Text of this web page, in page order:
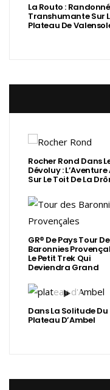
La Routo :
Transhumante Sur
Plateau De
Rocher Rond Dans
Dévoluy : L’Aventure
Sur Le Toit De La
GR® De Pays Tour
Baronnies
Le Petit Trek Qui
Deviendra Grand
Dans La Solitude Du
Plateau D’Ambel